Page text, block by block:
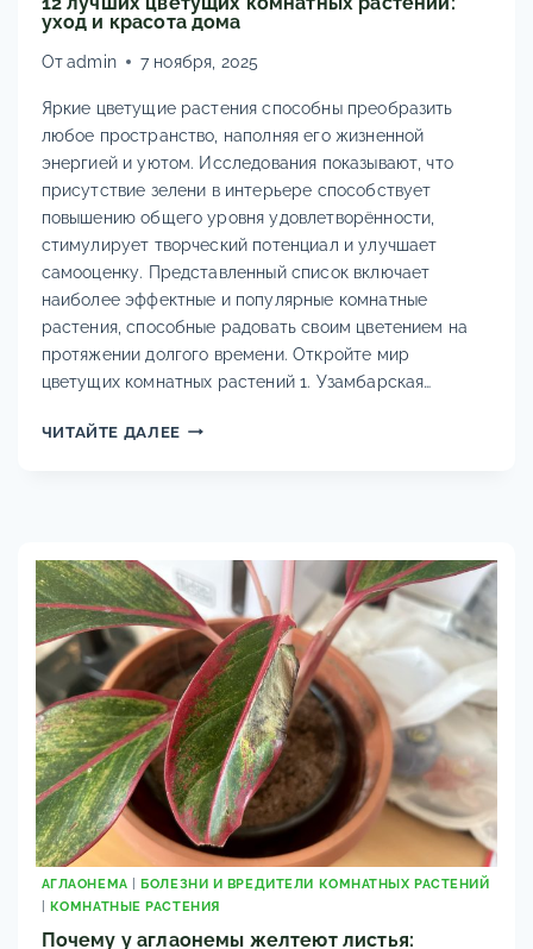
уход и красота дома
Отadmin 7 ноября, 2025
Яркие цветущие растения способны преобразить
любое пространство, наполняя его жизненной
энергией и уютом. Исследования показывают, что
присутствие зелени в интерьере способствует
повышению общего уровня удовлетворённости,
стимулирует творческий потенциал и улучшает
самооценку. Представленный список включает
наиболее эффектные и популярные комнатные
растения, способные радовать своим цветением на
протяжении долгого времени. Откройте мир
цветущих комнатных растений 1. Узамбарская…
ЧИТАЙТЕ ДАЛЕЕ12
И
КРАСОТА
ДОМА
АГЛАОНЕМА |БОЛЕЗНИ И ВРЕДИТЕЛИ КОМНАТНЫХ РАСТЕНИЙ
КОМНАТНЫЕ РАСТЕНИЯ
Почему у аглаонемы желтеют листья: